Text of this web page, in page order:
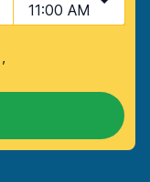
11:00 AM
,